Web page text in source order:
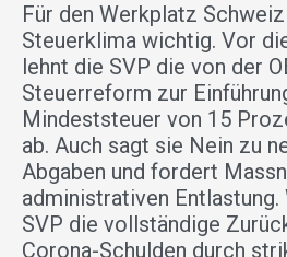
Für den Werkplatz
Steuerklima wichtig. Vor
lehnt die SVP die von der
Steuerreform zur
Mindeststeuer von 15
ab. Auch sagt sie Nein zu
Abgaben und fordert
administrativen
SVP die vollständige
Corona-Schulden durch